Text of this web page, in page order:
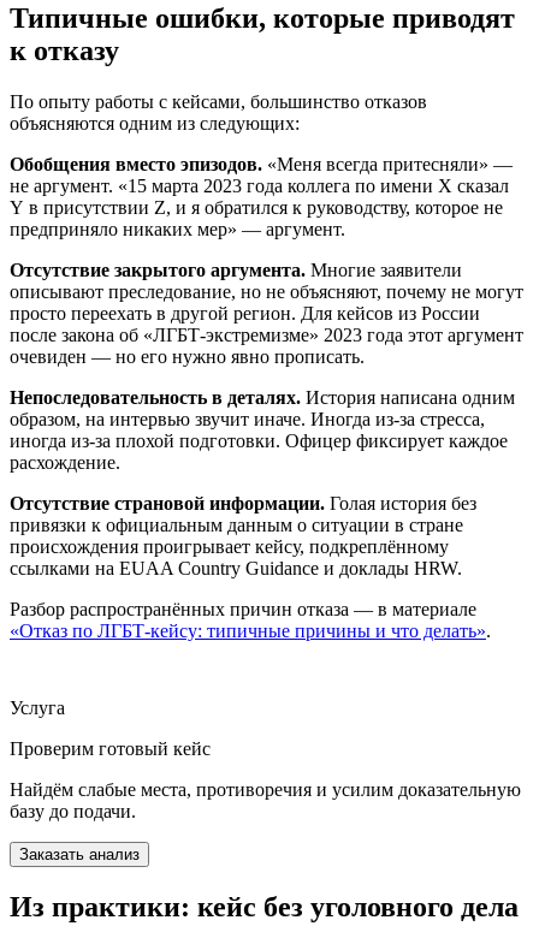
Типичные ошибки, которые приводят
к отказу
По опыту работы с кейсами, большинство отказов
объясняются одним из следующих:
Обобщения вместо эпизодов. «Меня всегда притесняли» —
не аргумент. «15 марта 2023 года коллега по имени X сказал
Y в присутствии Z, и я обратился к руководству, которое не
предприняло никаких мер» — аргумент.
Отсутствие закрытого аргумента. Многие заявители
описывают преследование, но не объясняют, почему не могут
просто переехать в другой регион. Для кейсов из России
после закона об «ЛГБТ-экстремизме» 2023 года этот аргумент
очевиден — но его нужно явно прописать.
Непоследовательность в деталях. История написана одним
образом, на интервью звучит иначе. Иногда из-за стресса,
иногда из-за плохой подготовки. Офицер фиксирует каждое
расхождение.
Отсутствие страновой информации. Голая история без
привязки к официальным данным о ситуации в стране
происхождения проигрывает кейсу, подкреплённому
ссылками на EUAA Country Guidance и доклады HRW.
Разбор распространённых причин отказа — в материале
«Отказ по ЛГБТ-кейсу: типичные причины и что делать».
Услуга
Проверим готовый кейс
Найдём слабые места, противоречия и усилим доказательную
базу до подачи.
Заказать анализ
Из практики: кейс без уголовного дела